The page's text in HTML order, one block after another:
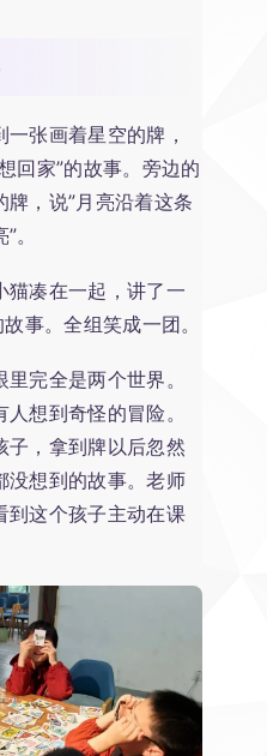
张画着星空的牌，
回家”的故事。旁边的
，说”月亮沿着这条
。
猫凑在一起，讲了一
事。全组笑成一团。
完全是两个世界。
想到奇怪的冒险。
子，拿到牌以后忽然
没想到的故事。老师
到这个孩子主动在课